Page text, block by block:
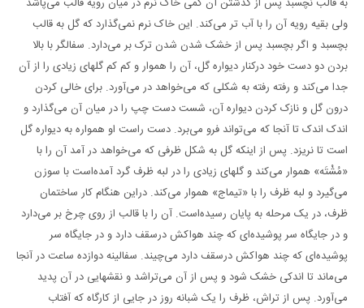
ولی بقیه رویه آن را با آب تر می‌کند. این خاک نرم نمی‌گذارد که گل به قالب
بچسبد و اگر بچسبد پس از خشک شدن شدن ترک بر می‌دارد. سفالگر با بالا
بردن دو دست خود درکنار دیواره گل، آن را هموار و کم کم گلهای زیادی را از آن
جدا می‌کند و رفته رفته به شکلی که می‌خواهد در می‌آورد. برای خالی کردن
درون گل و نازک کردن دیواره آن، شست دست چپ را در میان آن می‌گذارد و
اندک اندک تا آنجا که می‌تواند فرو می‌برد. دست راست او همواره به دیواره گل
است تا نریزد. پس از اینکه گل به شکل ظرفی که می‌خواهد در آمد آن را با
«مُشْتَه» هموار می‌کند و گلهای زیادی را در لبه ظرف گرد آمده‌است با سوزن
می‌گیرد و لبه ظرف را با «تیماج» هموار می‌کند. دراین هنگام کار ساختمان
ظرف، در یک مرحله به پایان رسیده‌است. آن را با قالب از روی چرخ بر می‌دارد
و در جایگاه سر پوشیده‌ای که چند هواکش درسقف دارد و در جایگاه سر
پوشیده‌ای که چند هواکش درسقف دارد می‌چیند. سفالینه دوازده ساعت در آنجا
می‌ماند تا اندکی خشک شود و پس از آن می‌تراشد و نقشهایی در آن پدید
می‌آورد. پس از تراش، ظرف را یک شبانه روز در جایی از کارگاه که آفتاب